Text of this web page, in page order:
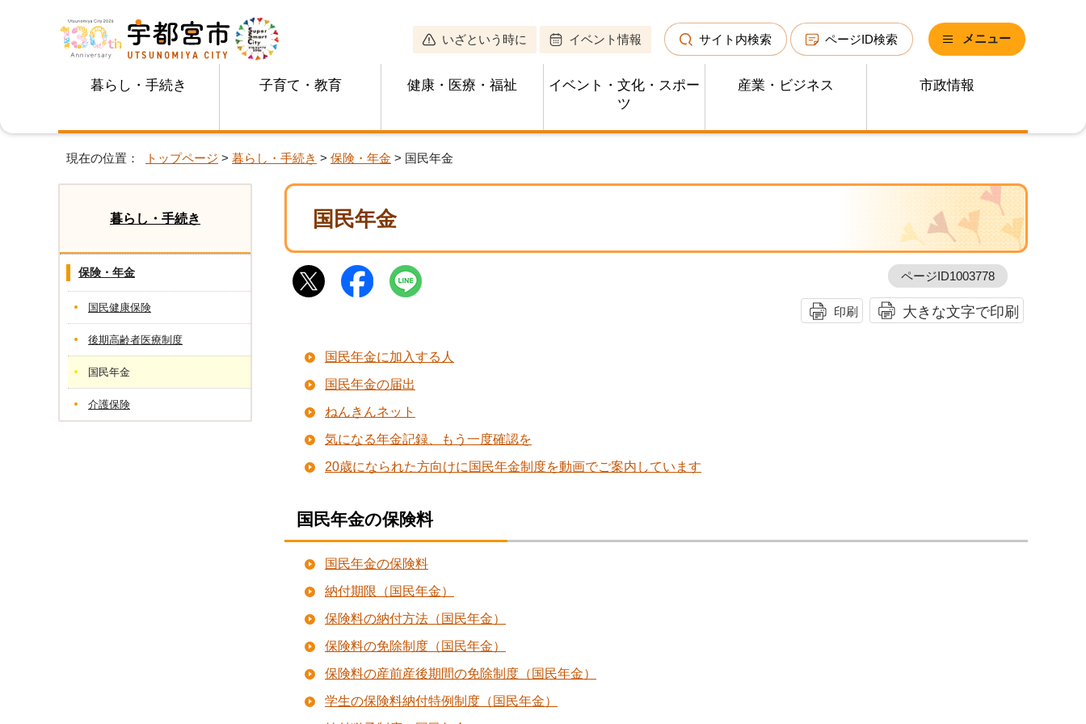
いざという時に イベント情報 サイト内検索 ページID検索 メニュー
暮らし・手続き 子育て・教育 健康・医療・福祉
イベント・文化・スポー
ツ
産業・ビジネス 市政情報
現在の位置： トップページ > 暮らし・手続き > 保険・年金 > 国民年金
国民年金
ページID1003778
印刷 大きな文字で印刷
国民年金に加入する人
国民年金の届出
ねんきんネット
気になる年金記録、もう一度確認を
20歳になられた方向けに国民年金制度を動画でご案内しています
国民年金の保険料
国民年金の保険料
納付期限（国民年金）
保険料の納付方法（国民年金）
保険料の免除制度（国民年金）
保険料の産前産後期間の免除制度（国民年金）
学生の保険料納付特例制度（国民年金）
暮らし・手続き
保険・年金
国民健康保険
後期高齢者医療制度
国民年金
介護保険